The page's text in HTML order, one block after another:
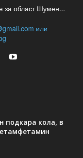
за област Шумен...
или
подкара кола, в